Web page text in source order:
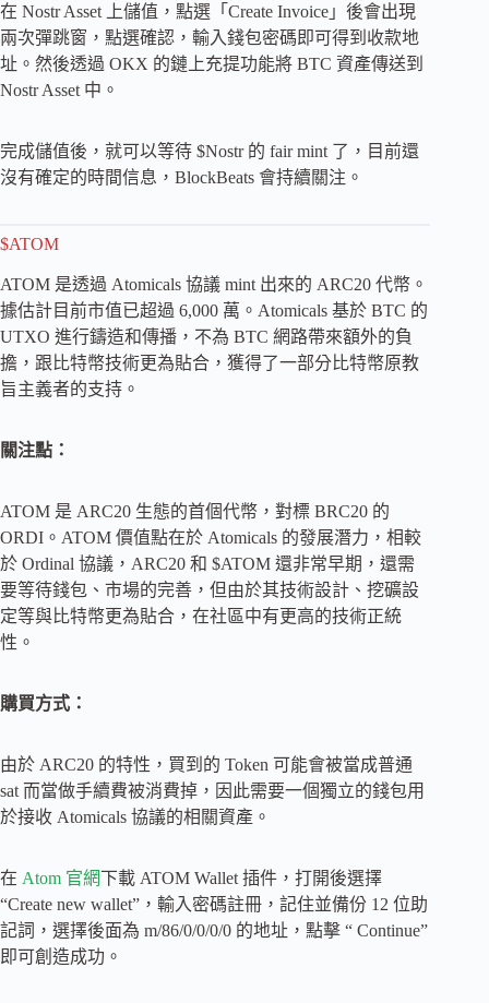
在 Nostr Asset 上儲值，點選「Create Invoice」後會出現
兩次彈跳窗，點選確認，輸入錢包密碼即可得到收款地
址。然後透過 OKX 的鏈上充提功能將 BTC 資產傳送到
Nostr Asset 中。
完成儲值後，就可以等待 $Nostr 的 fair mint 了，目前還
沒有確定的時間信息，BlockBeats 會持續關注。
$ATOM
ATOM 是透過 Atomicals 協議 mint 出來的 ARC20 代幣。
據估計目前市值已超過 6,000 萬。Atomicals 基於 BTC 的
UTXO 進行鑄造和傳播，不為 BTC 網路帶來額外的負
擔，跟比特幣技術更為貼合，獲得了一部分比特幣原教
旨主義者的支持。
關注點：
ATOM 是 ARC20 生態的首個代幣，對標 BRC20 的
ORDI。ATOM 價值點在於 Atomicals 的發展潛力，相較
於 Ordinal 協議，ARC20 和 $ATOM 還非常早期，還需
要等待錢包、市場的完善，但由於其技術設計、挖礦設
定等與比特幣更為貼合，在社區中有更高的技術正統
性。
購買方式：
由於 ARC20 的特性，買到的 Token 可能會被當成普通
sat 而當做手續費被消費掉，因此需要一個獨立的錢包用
於接收 Atomicals 協議的相關資產。
在 Atom 官網下載 ATOM Wallet 插件，打開後選擇
“Create new wallet”，輸入密碼註冊，記住並備份 12 位助
記詞，選擇後面為 m/86/0/0/0/0 的地址，點擊 “ Continue”
即可創造成功。